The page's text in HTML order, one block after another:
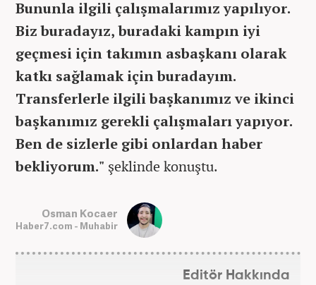
Bununla ilgili çalışmalarımız yapılıyor.
Biz buradayız, buradaki kampın iyi
geçmesi için takımın asbaşkanı olarak
katkı sağlamak için buradayım.
Transferlerle ilgili başkanımız ve ikinci
başkanımız gerekli çalışmaları yapıyor.
Ben de sizlerle gibi onlardan haber
bekliyorum." şeklinde konuştu.
Osman Kocaer
Haber7.com - Muhabir
Editör Hakkında